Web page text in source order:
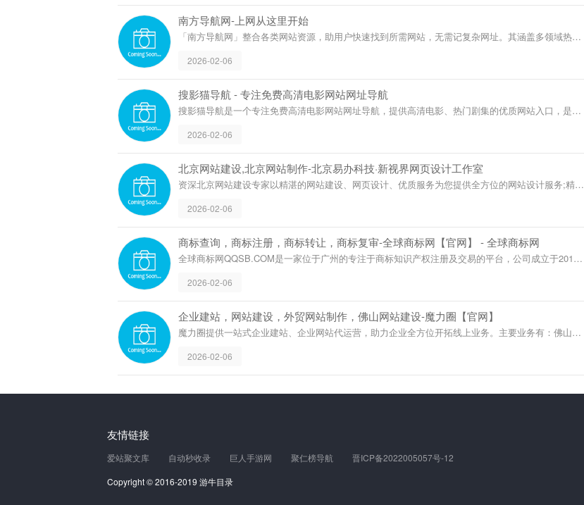
南方导航网-上网从这里开始
「南方导航网」整合各类网站资源，助用户快速找到所需网站，无需记复杂网址。其涵盖多领域热门
2026-02-06
搜影猫导航 - 专注免费高清电影网站网址导航
搜影猫导航是一个专注免费高清电影网站网址导航，提供高清电影、热门剧集的优质网站入口，是您
2026-02-06
北京网站建设,北京网站制作-北京易办科技·新视界网页设计工作室
资深北京网站建设专家以精湛的网站建设、网页设计、优质服务为您提供全方位的网站设计服务;精心
2026-02-06
商标查询，商标注册，商标转让，商标复审-全球商标网【官网】 - 全球商标网
全球商标网QQSB.COM是一家位于广州的专注于商标知识产权注册及交易的平台，公司成立于2014
2026-02-06
企业建站，网站建设，外贸网站制作，佛山网站建设-魔力圈【官网】
魔力圈提供一站式企业建站、企业网站代运营，助力企业全方位开拓线上业务。主要业务有：佛山网
年互联网专业门户营运经验，助力企业赢在云端。
2026-02-06
友情链接
爱站聚文库 自动秒收录 巨人手游网 聚仁榜导航
晋ICP备2022005057号-12
Copyright © 2016-2019 游牛目录